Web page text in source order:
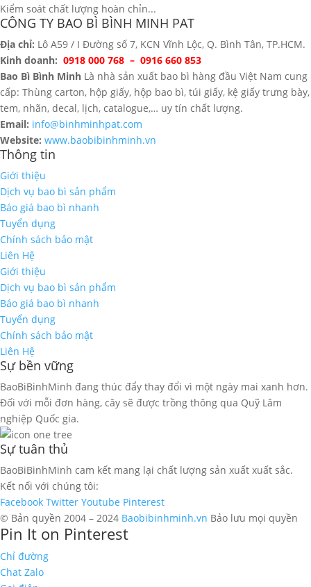
Kiểm soát chất lượng hoàn chỉn...
CÔNG TY BAO BÌ BÌNH MINH PAT
Địa chỉ: Lô A59 / I Đường số 7, KCN Vĩnh Lộc, Q. Bình Tân, TP.HCM.
Kinh doanh: 0918 000 768 – 0916 660 853
Bao Bì Bình Minh Là nhà sản xuất bao bì hàng đầu Việt Nam cung
cấp: Thùng carton, hộp giấy, hộp bao bì, túi giấy, kệ giấy trưng bày,
tem, nhãn, decal, lịch, catalogue,… uy tín chất lượng.
Email: info@binhminhpat.com
Website: www.baobibinhminh.vn
Thông tin
Giới thiệu
Dịch vụ bao bì sản phẩm
Báo giá bao bì nhanh
Tuyển dụng
Chính sách bảo mật
Liên Hệ
Giới thiệu
Dịch vụ bao bì sản phẩm
Báo giá bao bì nhanh
Tuyển dụng
Chính sách bảo mật
Liên Hệ
Sự bền vững
BaoBiBinhMinh đang thúc đẩy thay đổi vì một ngày mai xanh hơn.
Đối với mỗi đơn hàng, cây sẽ được trồng thông qua Quỹ Lâm
nghiệp Quốc gia.
Sự tuân thủ
BaoBiBinhMinh cam kết mang lại chất lượng sản xuất xuất sắc.
Kết nối với chúng tôi:
Facebook Twitter Youtube Pinterest
© Bản quyền 2004 – 2024 Baobibinhminh.vn Bảo lưu mọi quyền
Pin It on Pinterest
Chỉ đường
Chat Zalo